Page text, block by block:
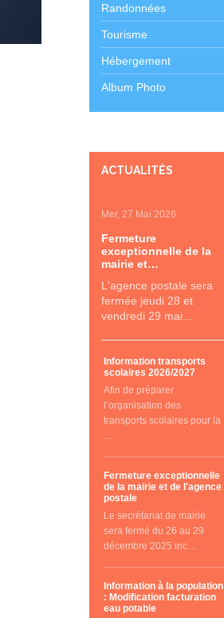
Randonnées
Tourisme
Hébergement
Album Photo
ACTUALITÉS
Mer, 27 Mai 2026
Fermeture
exceptionnelle de la
mairie et…
L'agence postale sera
fermée jeudi 28 et
vendredi 29 mai...
Information transports
scolaires 2026/2027
Afin de préparer
l’organisation des
transports scolaires pour la
…
Fermeture exceptionnelle
de la mairie et de l'agence
postale
Le secrétariat de mairie
sera fermé du 26 au 29
décembre 2025 inc…
Information à la population
: Modification facturation
eau potable